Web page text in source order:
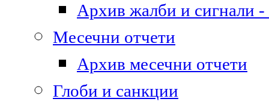
Архив жалби и сигнали -
Месечни отчети
Архив месечни отчети
Глоби и санкции